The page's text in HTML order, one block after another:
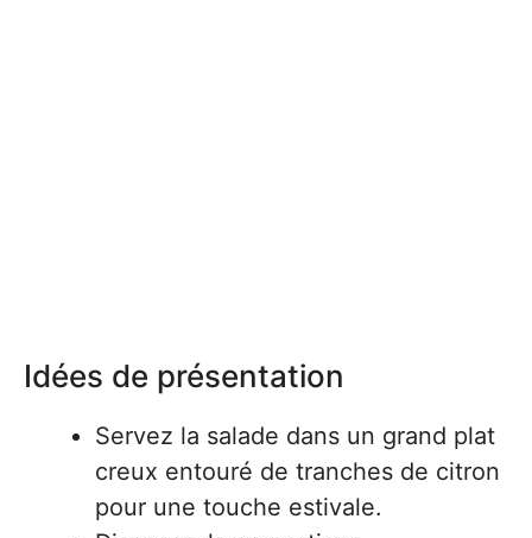
Idées de présentation
Servez la salade dans un grand plat
creux entouré de tranches de citron
pour une touche estivale.